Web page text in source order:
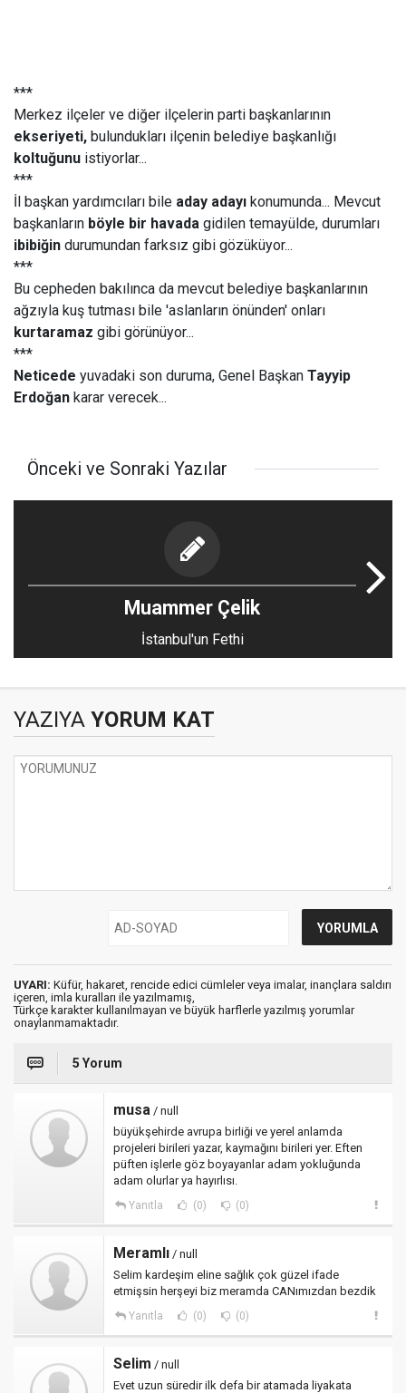
***
Merkez ilçeler ve diğer ilçelerin parti başkanlarının
ekseriyeti, bulundukları ilçenin belediye başkanlığı
koltuğunu istiyorlar...
***
İl başkan yardımcıları bile aday adayı konumunda... Mevcut
başkanların böyle bir havada gidilen temayülde, durumları
ibibiğin durumundan farksız gibi gözüküyor...
***
Bu cepheden bakılınca da mevcut belediye başkanlarının
ağzıyla kuş tutması bile 'aslanların önünden' onları
kurtaramaz gibi görünüyor...
***
Neticede yuvadaki son duruma, Genel Başkan Tayyip
Erdoğan karar verecek...
Önceki ve Sonraki Yazılar
Muammer Çelik
İstanbul'un Fethi
YAZIYA YORUM KAT
UYARI: Küfür, hakaret, rencide edici cümleler veya imalar, inançlara saldırı
içeren, imla kuralları ile yazılmamış,
Türkçe karakter kullanılmayan ve büyük harflerle yazılmış yorumlar
onaylanmamaktadır.
5 Yorum
musa / null
büyükşehirde avrupa birliği ve yerel anlamda
projeleri birileri yazar, kaymağını birileri yer. Eften
püften işlerle göz boyayanlar adam yokluğunda
adam olurlar ya hayırlısı.
Yanıtla (0) (0)
Meramlı / null
Selim kardeşim eline sağlık çok güzel ifade
etmişsin herşeyi biz meramda CANımızdan bezdik
Yanıtla (0) (0)
Selim / null
Evet uzun süredir ilk defa bir atamada liyakata